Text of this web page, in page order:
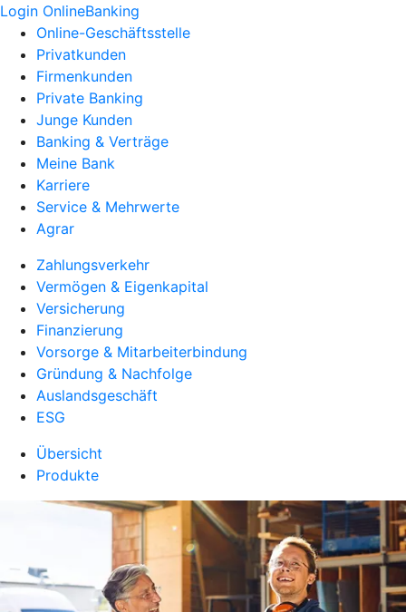
Login OnlineBanking
Online-Geschäftsstelle
Privatkunden
Firmenkunden
Private Banking
Junge Kunden
Banking & Verträge
Meine Bank
Karriere
Service & Mehrwerte
Agrar
Zahlungsverkehr
Vermögen & Eigenkapital
Versicherung
Finanzierung
Vorsorge & Mitarbeiterbindung
Gründung & Nachfolge
Auslandsgeschäft
ESG
Übersicht
Produkte